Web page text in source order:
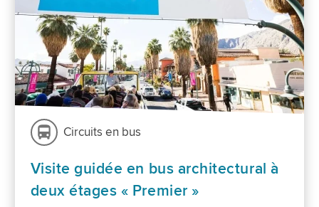
Circuits en bus
Visite guidée en bus architectural à
deux étages « Premier »